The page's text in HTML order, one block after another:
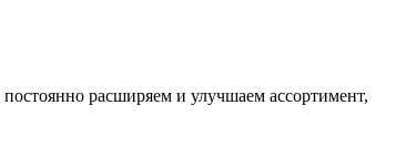
расширяем и улучшаем ассортимент,